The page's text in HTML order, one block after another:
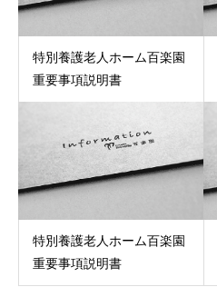
特別養護老人ホーム百楽園
重要事項説明書
特別養護老人ホーム百楽園
重要事項説明書